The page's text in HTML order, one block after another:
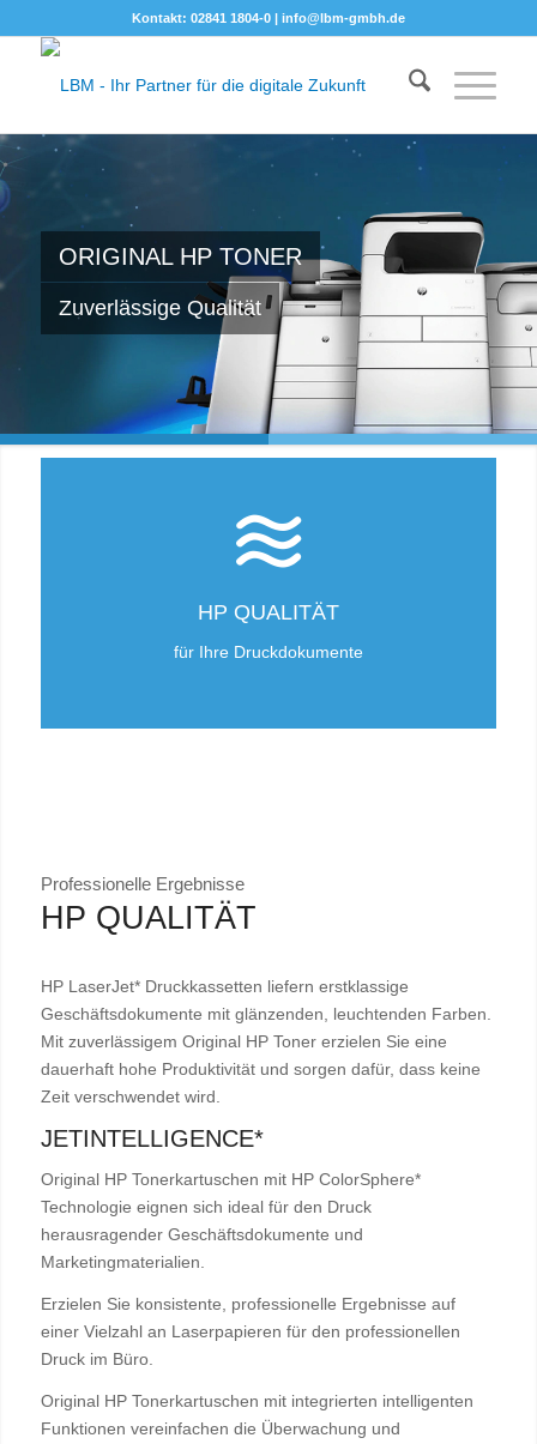
Kontakt: 02841 1804-0 | info@lbm-gmbh.de
ORIGINAL HP TONER
Zuverlässige Qualität
HP QUALITÄT
für Ihre Druckdokumente
Professionelle Ergebnisse
HP QUALITÄT
HP LaserJet* Druckkassetten liefern erstklassige
Geschäftsdokumente mit glänzenden, leuchtenden Farben.
Mit zuverlässigem Original HP Toner erzielen Sie eine
dauerhaft hohe Produktivität und sorgen dafür, dass keine
Zeit verschwendet wird.
JETINTELLIGENCE*
Original HP Tonerkartuschen mit HP ColorSphere*
Technologie eignen sich ideal für den Druck
herausragender Geschäftsdokumente und
Marketingmaterialien.
Erzielen Sie konsistente, professionelle Ergebnisse auf
einer Vielzahl an Laserpapieren für den professionellen
Druck im Büro.
Original HP Tonerkartuschen mit integrierten intelligenten
Funktionen vereinfachen die Überwachung und